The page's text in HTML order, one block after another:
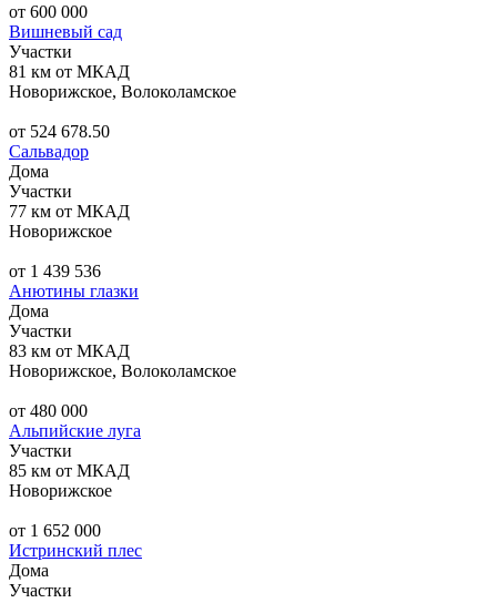
от 600 000
Вишневый сад
Участки
81 км от МКАД
Новорижское, Волоколамское
от 524 678.50
Сальвадор
Дома
Участки
77 км от МКАД
Новорижское
от 1 439 536
Анютины глазки
Дома
Участки
83 км от МКАД
Новорижское, Волоколамское
от 480 000
Альпийские луга
Участки
85 км от МКАД
Новорижское
от 1 652 000
Истринский плес
Дома
Участки